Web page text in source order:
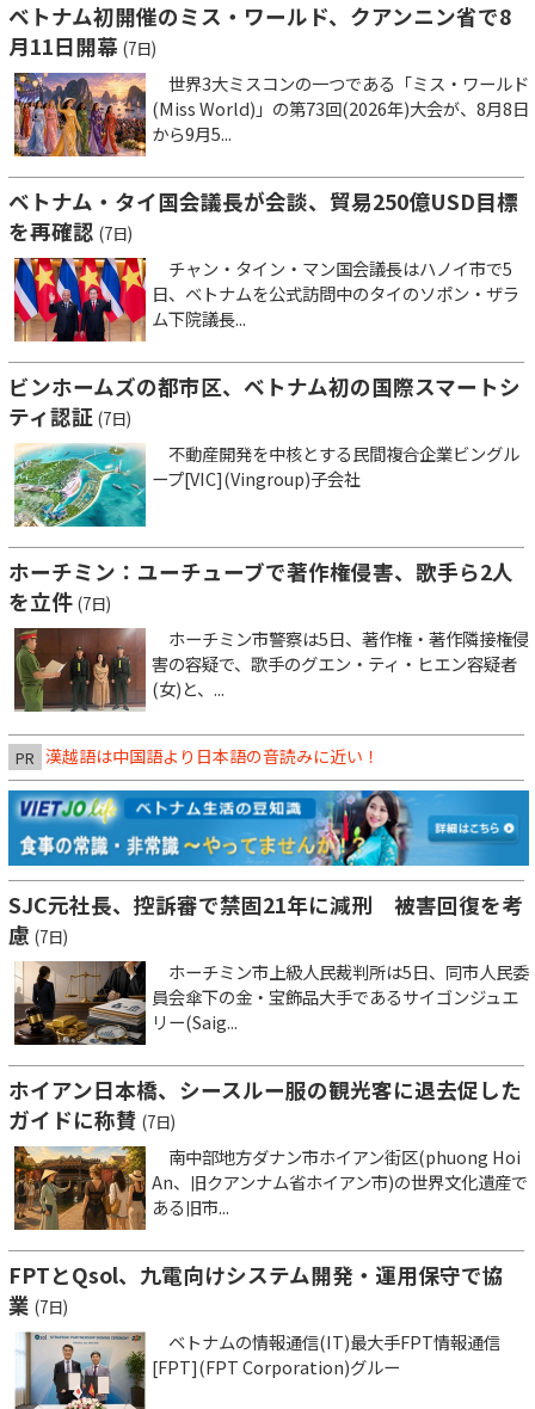
ベトナム初開催のミス・ワールド、クアンニン省で8
月11日開幕 (7日)
世界3大ミスコンの一つである「ミス・ワールド
(Miss World)」の第73回(2026年)大会が、8月8日
から9月5...
ベトナム・タイ国会議長が会談、貿易250億USD目標
を再確認 (7日)
チャン・タイン・マン国会議長はハノイ市で5
日、ベトナムを公式訪問中のタイのソポン・ザラ
ム下院議長...
ビンホームズの都市区、ベトナム初の国際スマートシ
ティ認証 (7日)
不動産開発を中核とする民間複合企業ビングル
ープ[VIC](Vingroup)子会社
ホーチミン：ユーチューブで著作権侵害、歌手ら2人
を立件 (7日)
ホーチミン市警察は5日、著作権・著作隣接権侵
害の容疑で、歌手のグエン・ティ・ヒエン容疑者
(女)と、...
PR 漢越語は中国語より日本語の音読みに近い！
SJC元社長、控訴審で禁固21年に減刑 被害回復を考
慮 (7日)
ホーチミン市上級人民裁判所は5日、同市人民委
員会傘下の金・宝飾品大手であるサイゴンジュエ
リー(Saig...
ホイアン日本橋、シースルー服の観光客に退去促した
ガイドに称賛 (7日)
南中部地方ダナン市ホイアン街区(phuong Hoi
An、旧クアンナム省ホイアン市)の世界文化遺産で
ある旧市...
FPTとQsol、九電向けシステム開発・運用保守で協
業 (7日)
ベトナムの情報通信(IT)最大手FPT情報通信
[FPT](FPT Corporation)グルー